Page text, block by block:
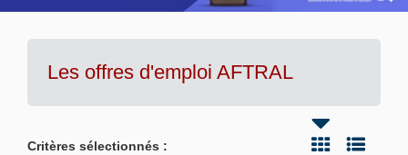
Les offres d'emploi AFTRAL
Critères sélectionnés :